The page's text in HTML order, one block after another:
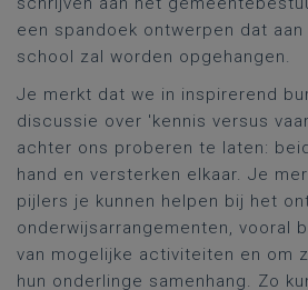
een spandoek ontwerpen dat
school zal worden opgehangen.
Je merkt dat we in inspirerend
discussie over 'kennis versus
achter ons proberen te laten:
hand en versterken elkaar. Je
pijlers je kunnen helpen bij het
onderwijsarrangementen, vooral
van mogelijke activiteiten en om
hun onderlinge samenhang. Zo